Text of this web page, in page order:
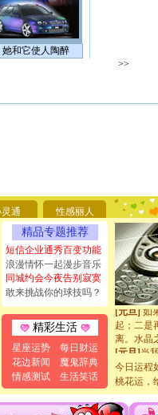
她和它使人陶醉
>>
通 性感丽人
精品专题推荐
短信企业通秀百变功能
浪漫情怀一起漫步音乐
同城约会今夜告别寂寞
敢来挑战你的球技吗？
精彩生活
星座运势
每日财运
花边新闻
魔鬼辞典
情感测试
生活笑话
能正大光
天都要快
[圣诞节]
如意,快
[元旦]看
断电。爱
你是我专
[元旦]如
起；二是
离。水晶
[元旦]当
泣，这痛
卖了。水
[春节]风
颜！冬去
道一声平
今日运程
桃花运，